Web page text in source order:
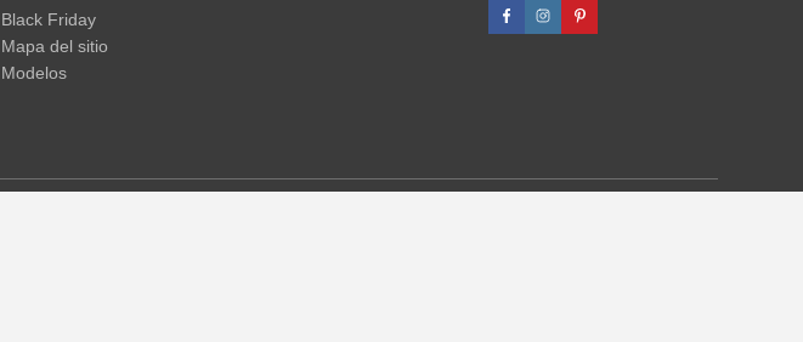
Black Friday
Mapa del sitio
Modelos